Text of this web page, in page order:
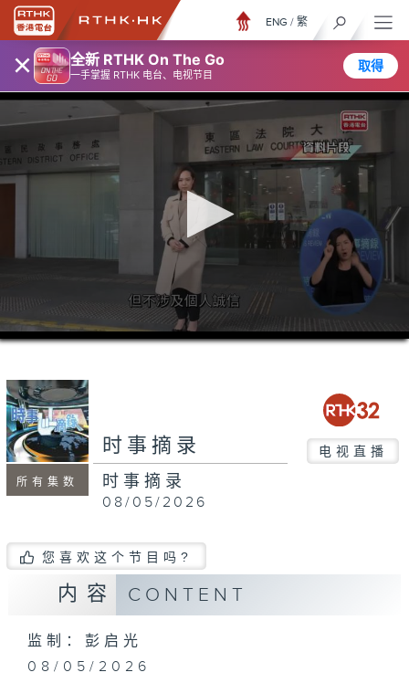
× 全新 RTHK On The Go
一手掌握 RTHK 电台、电视节目
取得
ENG / 繁
0
seconds
minutes,
6
seconds
所有集数
时事摘录 电视直播
时事摘录
08/05/2026
您喜欢这个节目吗?
内容 CONTENT
监制：彭启光
08/05/2026